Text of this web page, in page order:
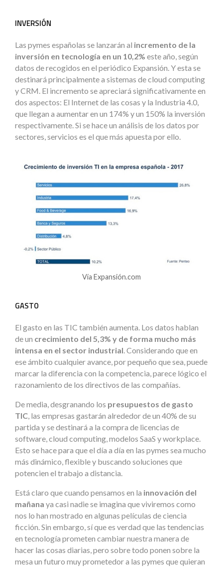
INVERSIÓN
Las pymes españolas se lanzarán al incremento de la
inversión en tecnología en un 10,2% este año, según
datos de recogidos en el periódico Expansión. Y esta se
destinará principalmente a sistemas de cloud computing
y CRM. El incremento se apreciará significativamente en
dos aspectos: El Internet de las cosas y la Industria 4.0,
que llegan a aumentar en un 174% y un 150% la inversión
respectivamente. Si se hace un análisis de los datos por
sectores, servicios es el que más apuesta por ello.
Vía Expansión.com
GASTO
El gasto en las TIC también aumenta. Los datos hablan
de un crecimiento del 5,3% y de forma mucho más
intensa en el sector industrial. Considerando que en
ese ámbito cualquier avance, por pequeño que sea, puede
marcar la diferencia con la competencia, parece lógico el
razonamiento de los directivos de las compañías.
De media, desgranando los presupuestos de gasto
TIC, las empresas gastarán alrededor de un 40% de su
partida y se destinará a la compra de licencias de
software, cloud computing, modelos SaaS y workplace.
Esto se hace para que el día a día en las pymes sea mucho
más dinámico, flexible y buscando soluciones que
potencien el trabajo a distancia.
Está claro que cuando pensamos en la innovación del
mañana ya casi nadie se imagina que viviremos como
nos lo han mostrado en algunas películas de ciencia
ficción. Sin embargo, sí que es verdad que las tendencias
en tecnología prometen cambiar nuestra manera de
hacer las cosas diarias, pero sobre todo ponen sobre la
mesa un futuro muy prometedor a las pymes que quieran